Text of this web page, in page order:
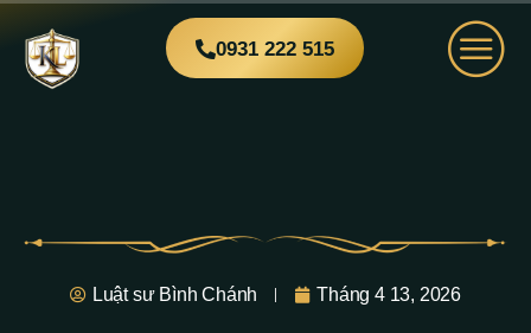
0931 222 515
Luật sư Bình Chánh Tháng 4 13, 2026